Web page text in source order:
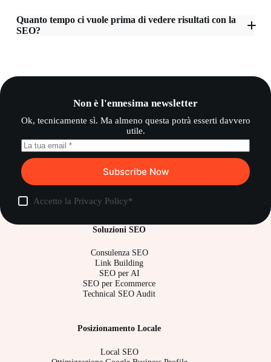
Quanto tempo ci vuole prima di vedere risultati con la
SEO?
Non è l'ennesima newsletter
Ok, tecnicamente sì. Ma almeno questa potrà esserti davvero
utile.
Subscribe Now
Accetto la Privacy Policy*
Soluzioni SEO
Consulenza SEO
Link Building
SEO per AI
SEO per Ecommerce
Technical SEO Audit
Posizionamento Locale
Local SEO